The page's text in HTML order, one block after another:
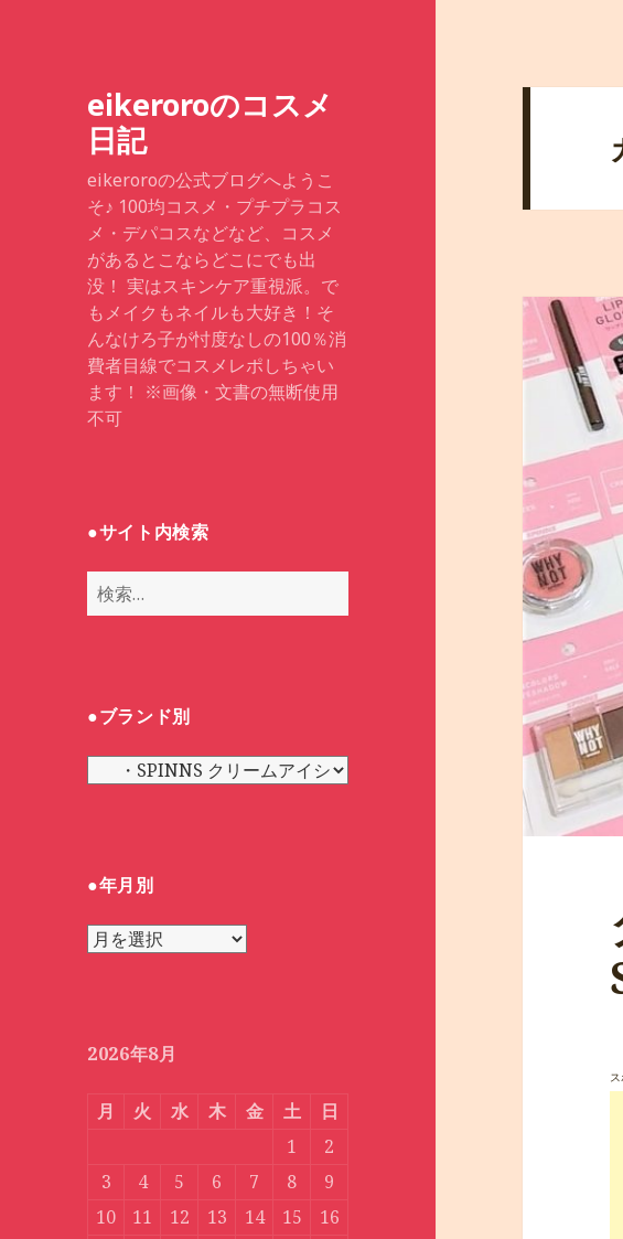
eikeroroのコスメ
日記
eikeroroの公式ブログへようこ
そ♪ 100均コスメ・プチプラコス
メ・デパコスなどなど、コスメ
があるとこならどこにでも出
没！ 実はスキンケア重視派。で
もメイクもネイルも大好き！そ
んなけろ子が忖度なしの100％消
費者目線でコスメレポしちゃい
ます！ ※画像・文書の無断使用
不可
●サイト内検索
検
索
●ブランド別
ド
●年月別
●
2026年8月
月 火 水 木 金 土 日
1
2
3
4 5 6 7 8
9
10
11 12 13 14 15
16